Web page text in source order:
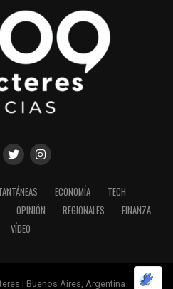
ECONOMÍA
TECH
OPINIÓN REGIONALES
FINANZA
VÍDEO
| Buenos Aires, Argentina